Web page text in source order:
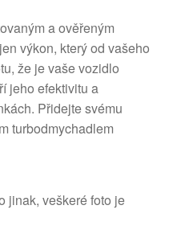
a ověřeným
výkon, který od vašeho
že je vaše vozidlo
jeho efektivitu a
Přidejte svému
turbodmychadlem
jinak, veškeré foto je